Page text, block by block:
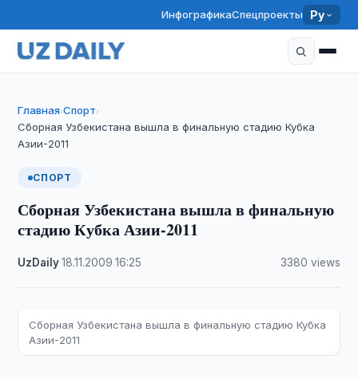
ИнфографикаСпецпроекты Ру
Главная›Спорт›
Сборная Узбекистана вышла в финальную стадию Кубка
Азии-2011
СПОРТ
Сборная Узбекистана вышла в финальную
стадию Кубка Азии-2011
UzDaily·18.11.2009 ·16:25 3380 views
Сборная Узбекистана вышла в финальную стадию Кубка
Азии-2011